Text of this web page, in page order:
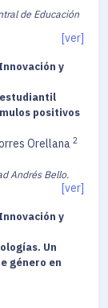
de Educación
[ver]
y
positivos
Orellana 2
Andrés Bello.
[ver]
y
Un
género en